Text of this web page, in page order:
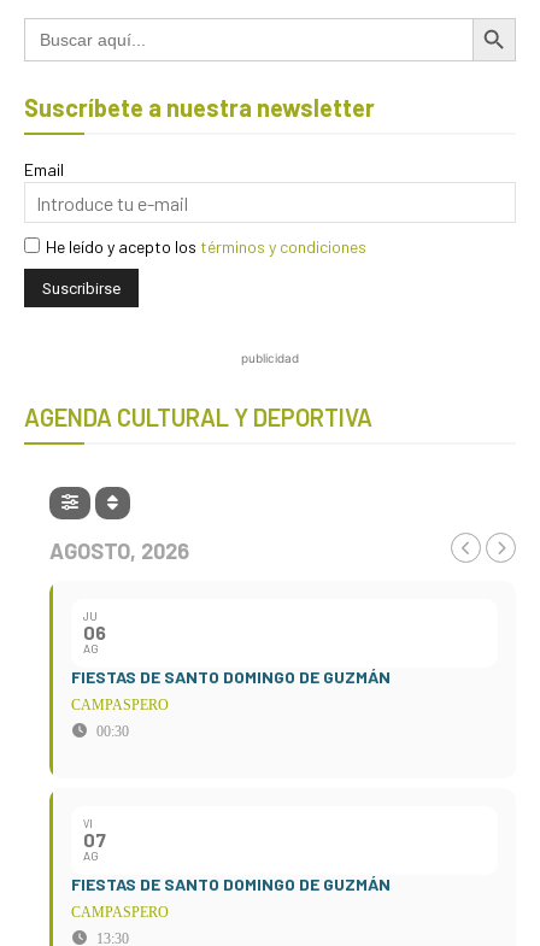
Buscar: Botón de
Suscríbete a nuestra newsletter
Email
He leído y acepto los términos y condiciones
publicidad
AGENDA CULTURAL Y DEPORTIVA
AGOSTO, 2026
JU
06
AG
FIESTAS DE SANTO DOMINGO DE GUZMÁN
CAMPASPERO
00:30
VI
07
AG
FIESTAS DE SANTO DOMINGO DE GUZMÁN
CAMPASPERO
13:30